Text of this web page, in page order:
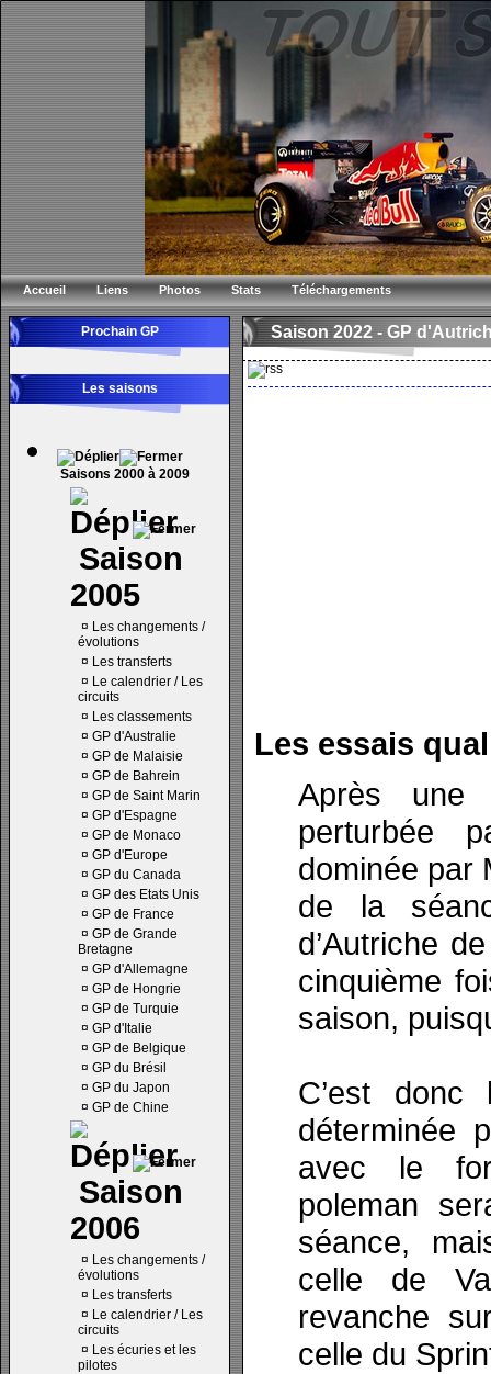
Accueil Liens Photos Stats Téléchargements
Prochain GP
Les saisons
Saisons 2000 à 2009
Saison
2005
¤ Les changements /
évolutions
¤ Les transferts
¤ Le calendrier / Les
circuits
¤ Les classements
¤ GP d'Australie
¤ GP de Malaisie
¤ GP de Bahrein
¤ GP de Saint Marin
¤ GP d'Espagne
¤ GP de Monaco
¤ GP d'Europe
¤ GP du Canada
¤ GP des Etats Unis
¤ GP de France
¤ GP de Grande
Bretagne
¤ GP d'Allemagne
¤ GP de Hongrie
¤ GP de Turquie
¤ GP d'Italie
¤ GP de Belgique
¤ GP du Brésil
¤ GP du Japon
¤ GP de Chine
Saison
2006
¤ Les changements /
évolutions
¤ Les transferts
¤ Le calendrier / Les
circuits
¤ Les écuries et les
pilotes
Saison 2022 - GP
Les essais
Après une
perturbée
dominée par
de la
d’Autriche
cinquième
saison,
C’est
déterminée
avec le
poleman
séance,
celle de
revanche
celle du